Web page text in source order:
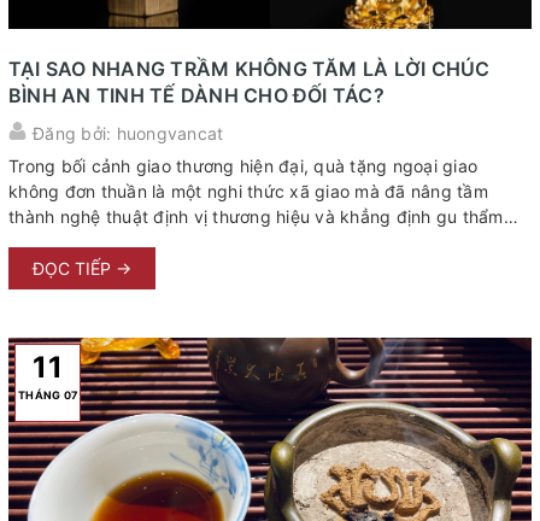
TẠI SAO NHANG TRẦM KHÔNG TĂM LÀ LỜI CHÚC
BÌNH AN TINH TẾ DÀNH CHO ĐỐI TÁC?
Đăng bởi: huongvancat
Trong bối cảnh giao thương hiện đại, quà tặng ngoại giao
không đơn thuần là một nghi thức xã giao mà đã nâng tầm
thành nghệ thuật định vị thương hiệu và khẳng định gu thẩm
trầm không tăm đang trở thành sự lựa chọn tối thượng của giới
tinh hoa khi muốn gửi gắm tâm ý đến đối tác. Không phô
chiều sâu văn hóa và là lời chúc bình an, hanh thông tinh tế
nhất mà không một ngôn từ nào có ...
ĐỌC TIẾP →
11
THÁNG 07